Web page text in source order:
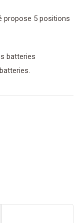
propose 5 positions
batteries